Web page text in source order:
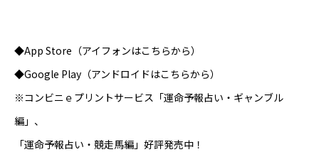
◆App Store（アイフォンはこちらから）
◆Google Play（アンドロイドはこちらから）
※コンビニｅプリントサービス「運命予報占い・ギャンブル
編」、
「運命予報占い・競走馬編」好評発売中！